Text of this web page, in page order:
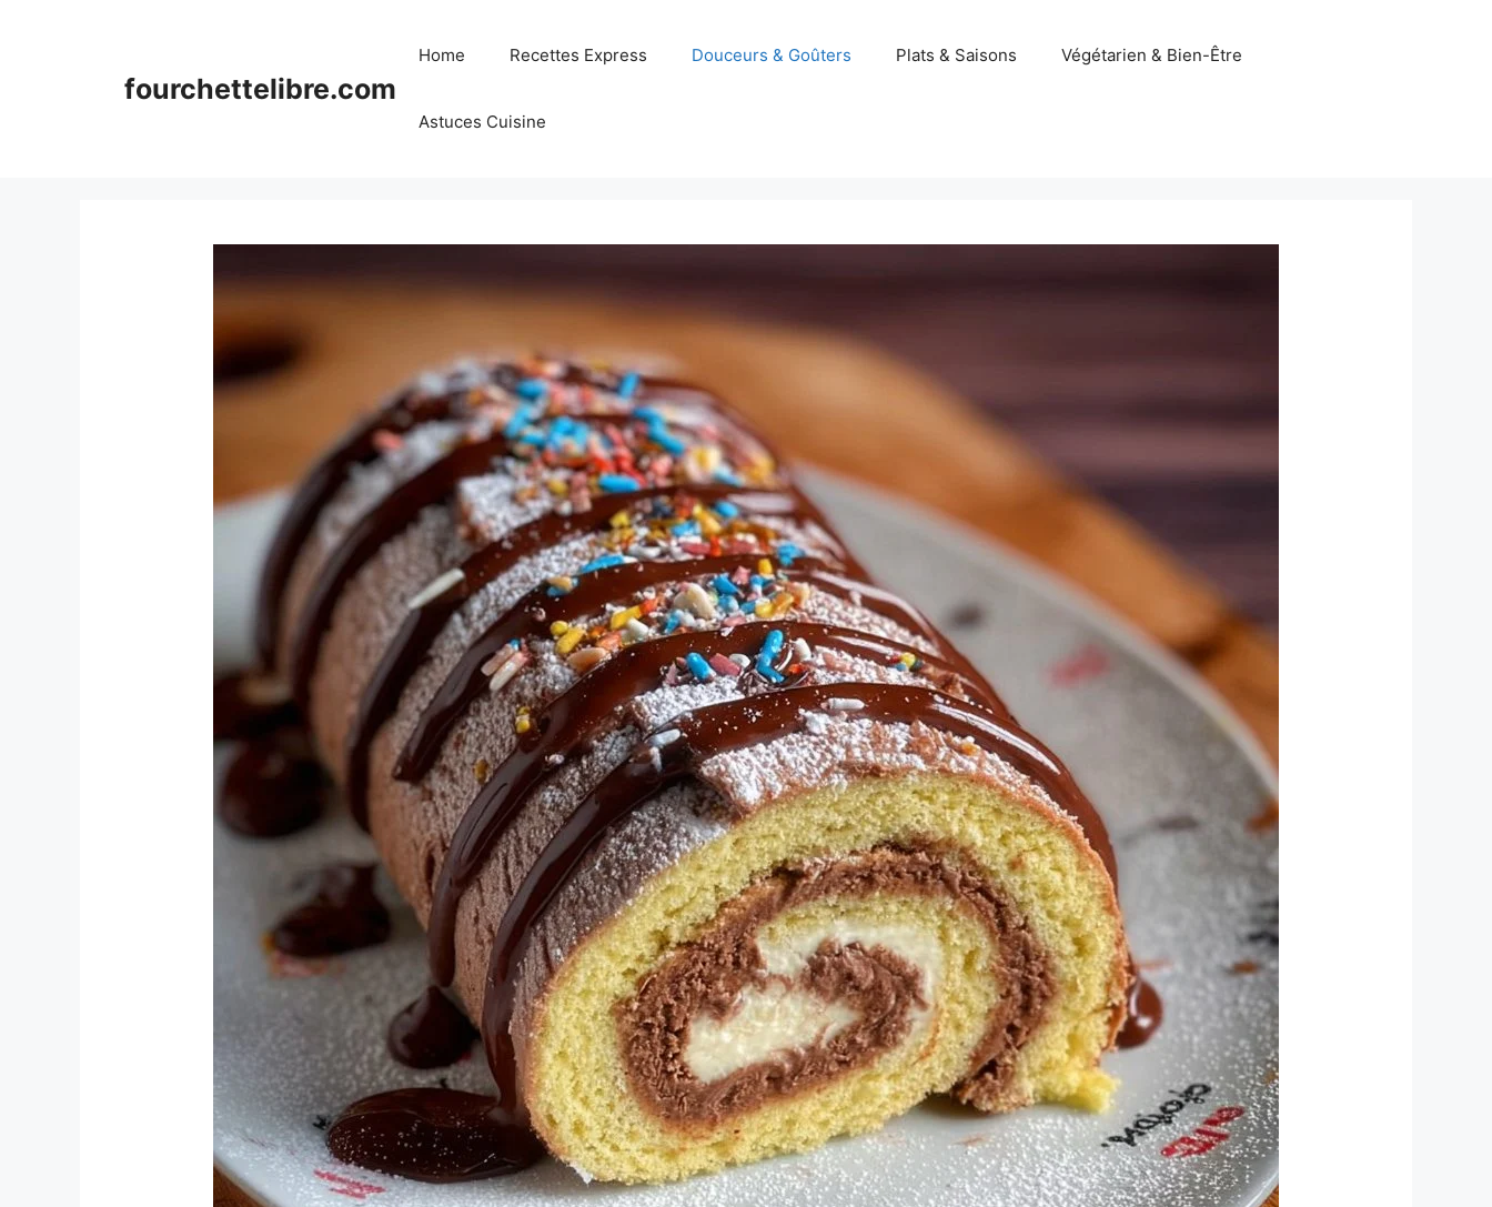
fourchettelibre.com
Home Recettes Express Douceurs & Goûters Plats & Saisons Végétarien & Bien-Être
Astuces Cuisine